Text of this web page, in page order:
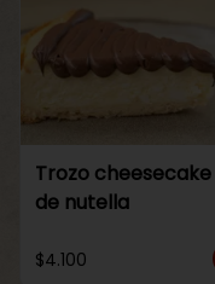
Trozo cheesecake
de nutella
$4.100